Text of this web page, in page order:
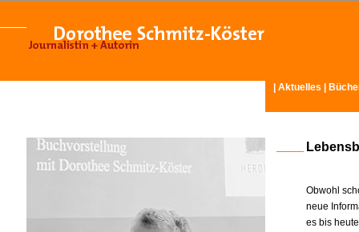
Aktuelles
Obwohl
neue
es bis